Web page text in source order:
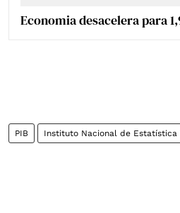
Economia desacelera para
PIB Instituto Nacional de Estatística